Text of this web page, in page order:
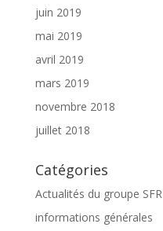
juin 2019
mai 2019
avril 2019
mars 2019
novembre 2018
juillet 2018
Catégories
Actualités du groupe SFR
informations générales